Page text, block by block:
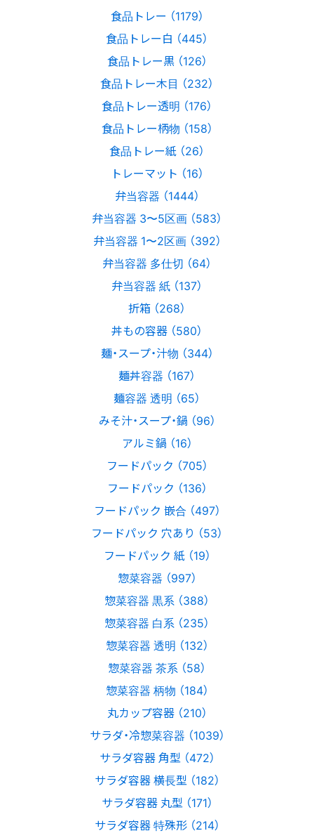
食品トレー （1179）
食品トレー白 （445）
食品トレー黒 （126）
食品トレー木目 （232）
食品トレー透明 （176）
食品トレー柄物 （158）
食品トレー紙 （26）
トレーマット （16）
弁当容器 （1444）
弁当容器 3〜5区画 （583）
弁当容器 1〜2区画 （392）
弁当容器 多仕切 （64）
弁当容器 紙 （137）
折箱 （268）
丼もの容器 （580）
麺・スープ・汁物 （344）
麺丼容器 （167）
麺容器 透明 （65）
みそ汁・スープ・鍋 （96）
アルミ鍋 （16）
フードパック （705）
フードパック （136）
フードパック 嵌合 （497）
フードパック 穴あり （53）
フードパック 紙 （19）
惣菜容器 （997）
惣菜容器 黒系 （388）
惣菜容器 白系 （235）
惣菜容器 透明 （132）
惣菜容器 茶系 （58）
惣菜容器 柄物 （184）
丸カップ容器 （210）
サラダ・冷惣菜容器 （1039）
サラダ容器 角型 （472）
サラダ容器 横長型 （182）
サラダ容器 丸型 （171）
サラダ容器 特殊形 （214）